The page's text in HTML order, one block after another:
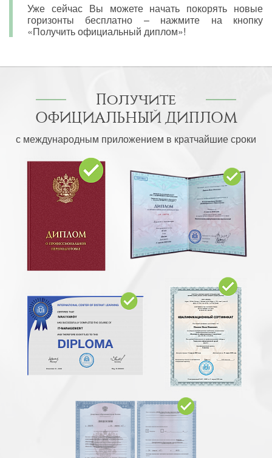
Уже сейчас Вы можете начать покорять новые
горизонты бесплатно – нажмите на кнопку
«Получить официальный диплом»!
Получите
ОФИЦИАЛЬНЫЙ ДИПЛОМ
с международным приложением в кратчайшие сроки